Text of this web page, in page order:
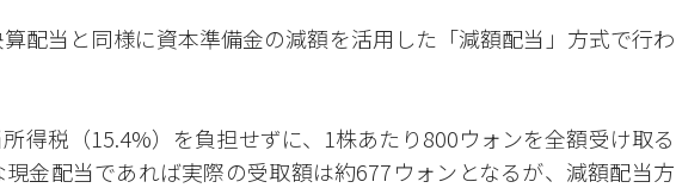
配当と同様に資本準備金の減額を活用した「減額配当」方式で行わ
得税（15.4%）を負担せずに、1株あたり800ウォンを全額受け取る
金配当であれば実際の受取額は約677ウォンとなるが、減額配当方